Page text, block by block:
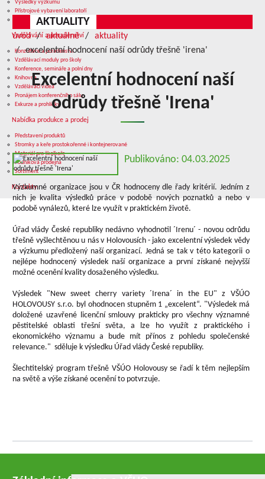
Výsledky výzkumu
Přístrojové vybavení laboratoří
Služby v oblasti výzkumu
Vzdělávání a poradenství
Konzultace a poradenství
Vzdělávací moduly pro školy
Konference, semináře a polní dny
Knihovna
Vzdělávací videa
Pronájem konferenčního sálu
Exkurze a prohlídky
Nabídka produkce a prodej
Představení produktů
Stromky a keře prostokořenné i kontejnerované
Materiál pro školkaře
Podniková prodejna
Sortiment
Kontakty
AKTUALITY
úvod aktuálně
aktuality
excelentní hodnocení naší odrůdy třešně 'irena'
Excelentní hodnocení naší
odrůdy třešně 'Irena'
Publikováno: 04.03.2025
Výzkumné organizace jsou v ČR hodnoceny dle řady kritérií. Jedním z
nich je kvalita výsledků práce v podobě nových poznatků a nebo v
podobě vynálezů, které lze využít v praktickém životě.
Úřad vlády České republiky nedávno vyhodnotil ´Irenu´ - novou odrůdu
třešně vyšlechtěnou u nás v Holovousích - jako excelentní výsledek vědy
a výzkumu předložený naší organizací. Jedná se tak v této kategorii o
nejlépe hodnocený výsledek naší organizace a první získané nejvyšší
možné ocenění kvality dosaženého výsledku.
Výsledek "New sweet cherry variety ´Irena´ in the EU" z VŠÚO
HOLOVOUSY s.r.o. byl ohodnocen stupněm 1 „excelent“. "Výsledek má
doložené uzavřené licenční smlouvy prakticky pro všechny významné
pěstitelské oblasti třešní světa, a lze ho využít z praktického i
ekonomického významu a bude mít přínos z pohledu společenské
relevance." sděluje k výsledku Úřad vlády České republiky.
Šlechtitelský program třešně VŠÚO Holovousy se řadí k těm nejlepším
na světě a výše získané ocenění to potvrzuje.